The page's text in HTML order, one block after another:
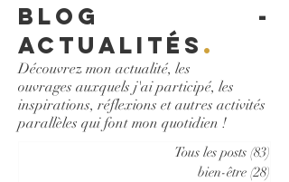
Blog -
Actualités .
Découvrez mon actualité, les
ouvrages auxquels j'ai participé, les
inspirations, réflexions et autres activités
parallèles qui font mon quotidien !
Tous les posts (83)
bien-être (28)